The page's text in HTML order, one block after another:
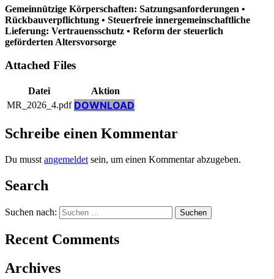
Gemeinnützige Körperschaften: Satzungsanforderungen •
Rückbauverpflichtung • Steuerfreie innergemeinschaftliche
Lieferung: Vertrauensschutz • Reform der steuerlich
geförderten Altersvorsorge
Attached Files
Datei
Aktion
MR_2026_4.pdf DOWNLOAD
Schreibe einen Kommentar
Du musst angemeldet sein, um einen Kommentar abzugeben.
Search
Suchen nach:
Recent Comments
Archives